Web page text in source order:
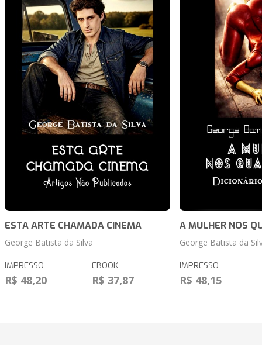
ESTA ARTE CHAMADA CINEMA
George Batista da Silva
IMPRESSO
R$ 48,20
EBOOK
R$ 37,87
A MULHER NOS
George Batista da
IMPRESSO
R$ 48,15